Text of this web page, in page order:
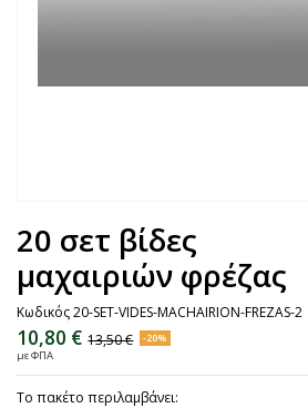
20 σετ βίδες
μαχαιριών φρέζας
Κωδικός20-SET-VIDES-MACHAIRION-FREZAS-2
10,80 € 13,50 €
-20%
με ΦΠΑ
Το πακέτο περιλαμβάνει: